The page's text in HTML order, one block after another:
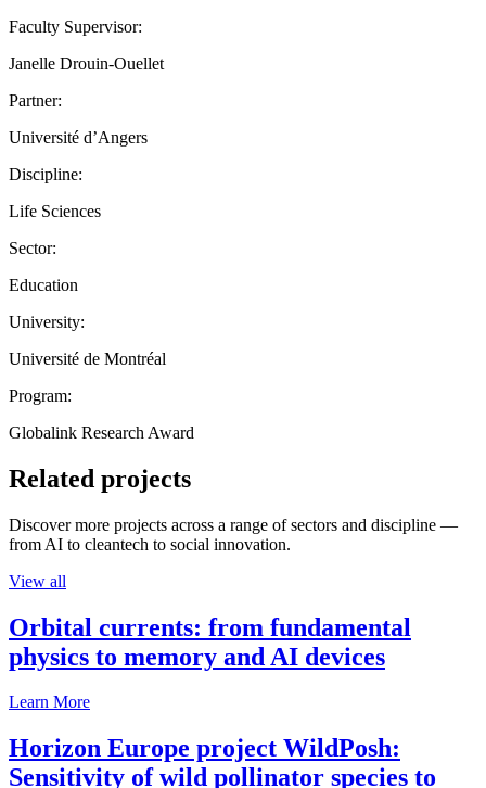
Faculty Supervisor:
Janelle Drouin-Ouellet
Partner:
Université d’Angers
Discipline:
Life Sciences
Sector:
Education
University:
Université de Montréal
Program:
Globalink Research Award
Related projects
Discover more projects across a range of sectors and discipline —
from AI to cleantech to social innovation.
View all
Orbital currents: from fundamental
physics to memory and AI devices
Learn More
Horizon Europe project WildPosh:
Sensitivity of wild pollinator species to